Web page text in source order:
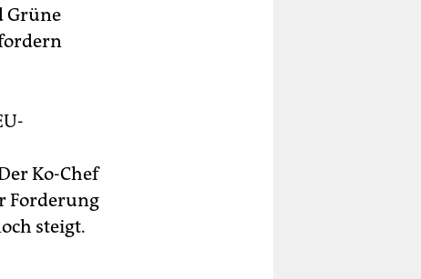
Grüne
Ko-Chef
Forderung
steigt.